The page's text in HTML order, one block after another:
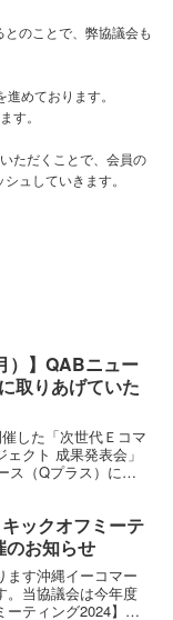
のことで、弊協議会も
めております。
す。
ただくことで、会員の
ュしていきます。
）】QABニュー
取りあげていた
した「次世代Ｅコマ
クト 成果発表会」
ス（Qプラス）に取
キックオフミーテ
のお知らせ
ます沖縄イーコマー
。当協議会は今年度
ーティング2024】を